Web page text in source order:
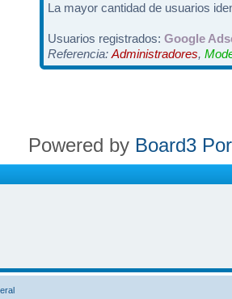
La mayor cantidad de usuarios
Usuarios registrados: Google
Referencia: Administradores,
Powered by Board3